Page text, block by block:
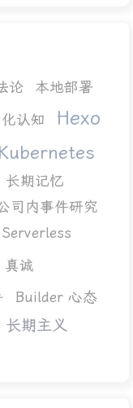
论
本地部署
认知 Hexo
Kubernetes
长期记忆
司内事件研究
Serverless
真诚
Builder 心态
长期主义